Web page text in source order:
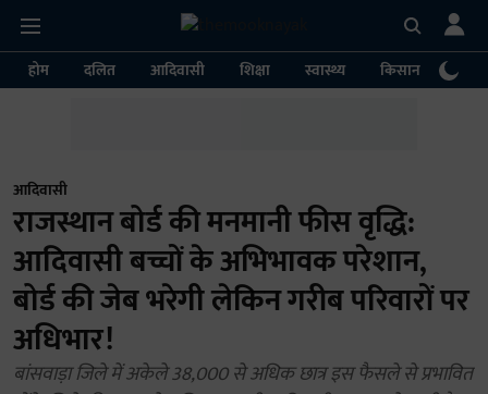
होम दलित आदिवासी शिक्षा स्वास्थ्य किसान
आदिवासी
राजस्थान बोर्ड की मनमानी फीस वृद्धि:
आदिवासी बच्चों के अभिभावक परेशान,
बोर्ड की जेब भरेगी लेकिन गरीब परिवारों पर
अधिभार!
बांसवाड़ा जिले में अकेले 38,000 से अधिक छात्र इस फैसले से प्रभावित